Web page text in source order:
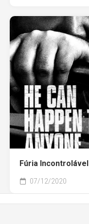
Fúria Incontrolável
07/12/2020